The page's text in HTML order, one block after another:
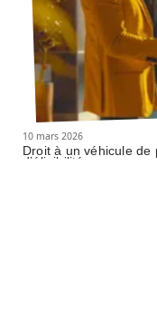
10 mars 2026
Droit à un véhicule de
d’éligibilité